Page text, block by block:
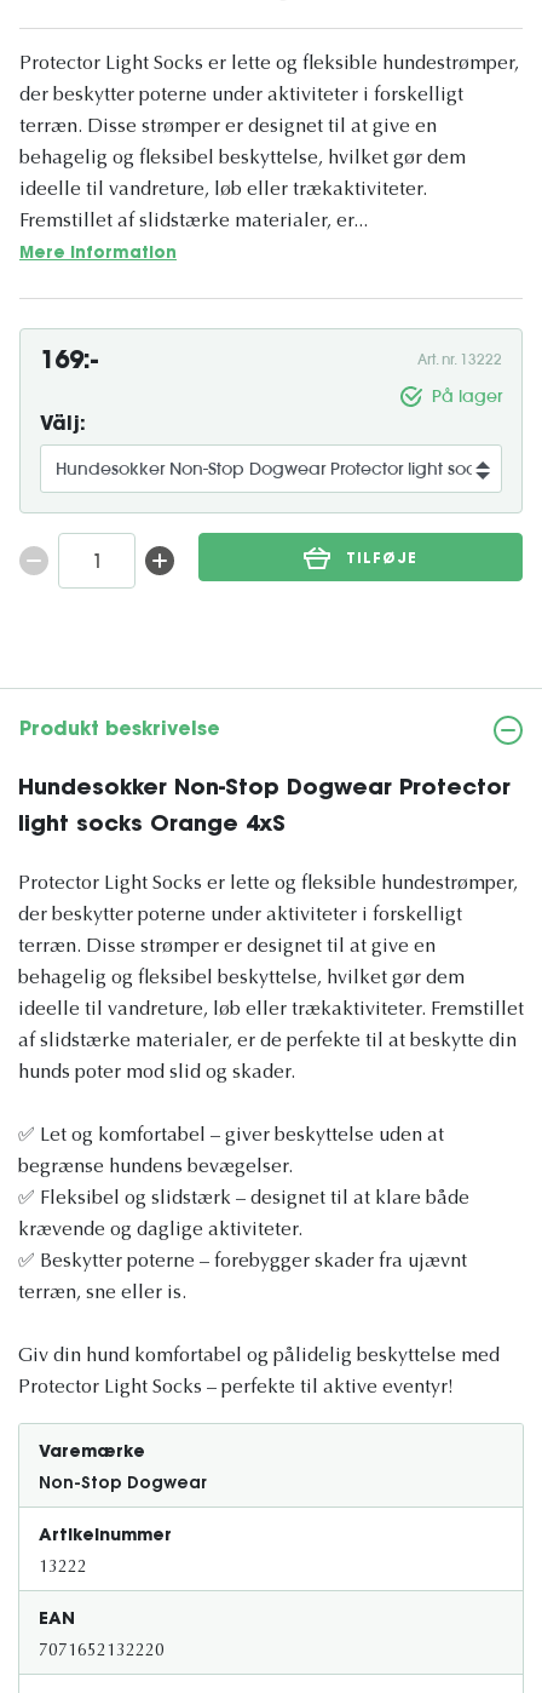
Protector Light Socks er lette og fleksible hundestrømper,
der beskytter poterne under aktiviteter i forskelligt
terræn. Disse strømper er designet til at give en
behagelig og fleksibel beskyttelse, hvilket gør dem
ideelle til vandreture, løb eller trækaktiviteter.
Fremstillet af slidstærke materialer, er...
Mere information
169:- Art. nr. 13222
På lager
Välj:
TILFØJE
Produkt beskrivelse
Hundesokker Non-Stop Dogwear Protector
light socks Orange 4xS
Protector Light Socks er lette og fleksible hundestrømper,
der beskytter poterne under aktiviteter i forskelligt
terræn. Disse strømper er designet til at give en
behagelig og fleksibel beskyttelse, hvilket gør dem
ideelle til vandreture, løb eller trækaktiviteter. Fremstillet
af slidstærke materialer, er de perfekte til at beskytte din
hunds poter mod slid og skader.
✅ Let og komfortabel – giver beskyttelse uden at
begrænse hundens bevægelser.
✅ Fleksibel og slidstærk – designet til at klare både
krævende og daglige aktiviteter.
✅ Beskytter poterne – forebygger skader fra ujævnt
terræn, sne eller is.
Giv din hund komfortabel og pålidelig beskyttelse med
Protector Light Socks – perfekte til aktive eventyr!
Varemærke
Non-Stop Dogwear
Artikelnummer
13222
EAN
7071652132220